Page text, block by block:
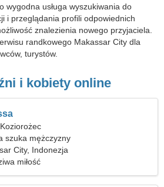
wygodna usługa wyszukiwania do
i przeglądania profili odpowiednich
znalezienia nowego przyjaciela.
randkowego Makassar City dla
turystów.
i kobiety online
szuka mężczyzny
City, Indonezja
miłość